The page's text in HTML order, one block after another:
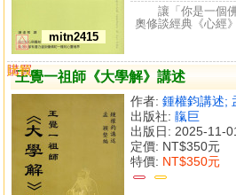
mitn2415
讓「你是一個
奧修談經典《心經
王覺一祖師《大學解》講述
作者: 鍾權鈞講述;
出版社: 靝巨
出版日: 2025-11-
定價: NT$350元
特價: NT$350元
購買
比較